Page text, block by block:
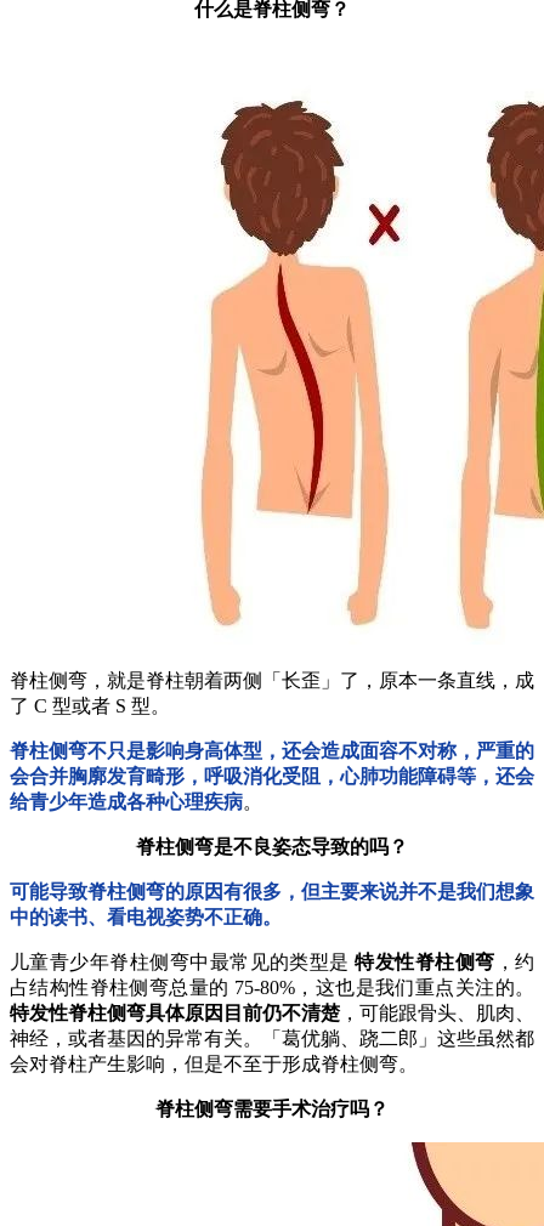
什么是脊柱侧弯？
脊柱侧弯，就是脊柱朝着两侧「长歪」了，原本一条直线，成
了 C 型或者 S 型。
脊柱侧弯不只是影响身高体型，还会造成面容不对称，严重的
会合并胸廓发育畸形，呼吸消化受阻，心肺功能障碍等，还会
给青少年造成各种心理疾病。
脊柱侧弯是不良姿态导致的吗？
可能导致脊柱侧弯的原因有很多，但主要来说并不是我们想象
中的读书、看电视姿势不正确。
儿童青少年脊柱侧弯中最常见的类型是特发性脊柱侧弯 ，约
占结构性脊柱侧弯总量的 75-80%，这也是我们重点关注的。
特发性脊柱侧弯具体原因目前仍不清楚，可能跟骨头、肌肉、
神经，或者基因的异常有关。「葛优躺、跷二郎」这些虽然都
会对脊柱产生影响，但是不至于形成脊柱侧弯。
脊柱侧弯需要手术治疗吗？